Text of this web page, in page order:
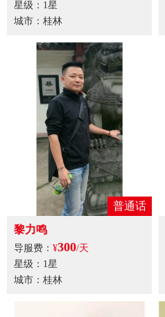
星级：1星
城市：桂林
普通话
黎力鸣
导服费： ¥300/天
星级：1星
城市：桂林